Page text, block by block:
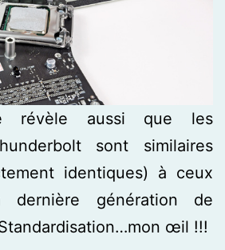
révèle aussi que les
sont similaires
identiques) à ceux
génération de
œil !!!